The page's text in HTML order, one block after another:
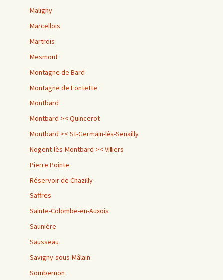
Maligny
Marcellois
Martrois
Mesmont
Montagne de Bard
Montagne de Fontette
Montbard
Montbard >< Quincerot
Montbard >< St-Germain-lès-Senailly
Nogent-lès-Montbard >< Villiers
Pierre Pointe
Réservoir de Chazilly
Saffres
Sainte-Colombe-en-Auxois
Saunière
Sausseau
Savigny-sous-Mâlain
Sombernon